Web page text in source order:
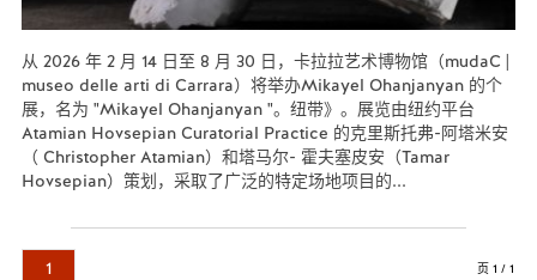
从 2026 年 2 月 14 日至 8 月 30 日，卡拉拉艺术博物馆（mudaC |
museo delle arti di Carrara）将举办Mikayel Ohanjanyan 的个
展，名为 "Mikayel Ohanjanyan "。纽带》。展览由纽约平台
Atamian Hovsepian Curatorial Practice 的克里斯托弗-阿塔米安
（ Christopher Atamian）和塔马尔- 霍夫塞皮安（Tamar
Hovsepian）策划，采取了广泛的特定场地项目的...
1 页 1 / 1